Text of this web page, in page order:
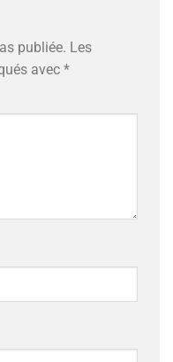
publiée. Les
avec *